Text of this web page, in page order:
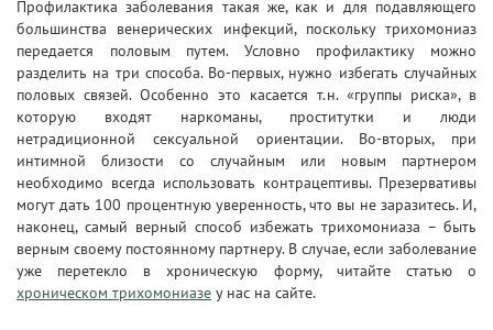
Профилактика заболевания такая же, как и для подавляющего
большинства венерических инфекций, поскольку трихомониаз
передается половым путем. Условно профилактику можно
разделить на три способа. Во-первых, нужно избегать случайных
половых связей. Особенно это касается т.н. «группы риска», в
которую входят наркоманы, проститутки и люди
нетрадиционной сексуальной ориентации. Во-вторых, при
интимной близости со случайным или новым партнером
необходимо всегда использовать контрацептивы. Презервативы
могут дать 100 процентную уверенность, что вы не заразитесь. И,
наконец, самый верный способ избежать трихомониаза – быть
верным своему постоянному партнеру. В случае, если заболевание
уже перетекло в хроническую форму, читайте статью о
хроническом трихомониазе у нас на сайте.